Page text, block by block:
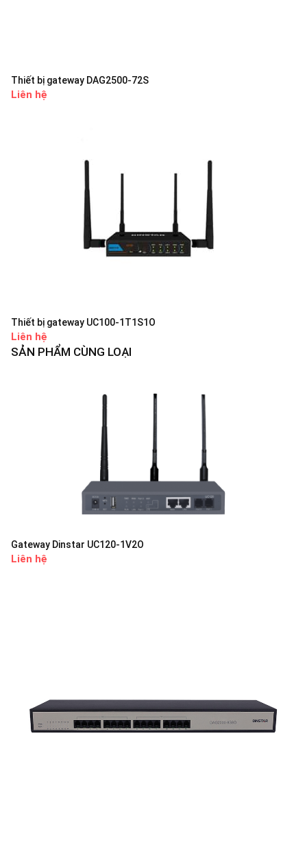
Thiết bị gateway DAG2500-72S
Liên hệ
Thiết bị gateway UC100-1T1S1O
Liên hệ
SẢN PHẨM CÙNG LOẠI
Gateway Dinstar UC120-1V2O
Liên hệ